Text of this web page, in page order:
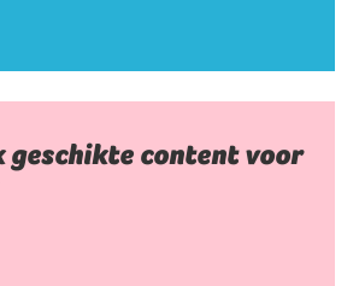
geschikte content voor